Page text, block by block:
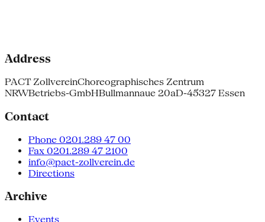
Address
PACT ZollvereinChoreographisches Zentrum
NRWBetriebs-GmbHBullmannaue 20aD-45327 Essen
Contact
Phone 0201.289 47 00
Fax 0201.289 47 2100
info@pact-zollverein.de
Directions
Archive
Events